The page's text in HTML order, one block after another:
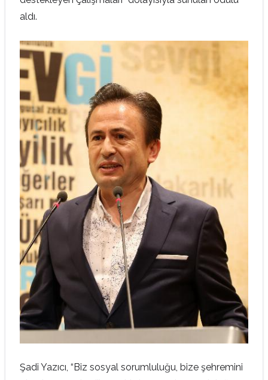
aldı.
Şadi Yazıcı, “Biz sosyal sorumluluğu, bize şehremini